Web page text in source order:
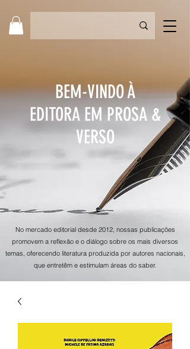
BEM-VINDO À
EDITORA EM PROSA &
VERSO
No mercado editorial desde 2012, nossas publicações
promovem a reflexão e o diálogo sobre os mais diversos
temas, oferecendo literatura produzida por autores nacionais,
que entretêm e estimulam áreas do saber.